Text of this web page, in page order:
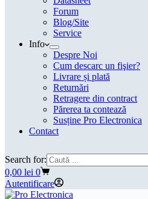
Forum
Blog/Site
Service
Info
Despre Noi
Cum descarc un fişier?
Livrare și plată
Returnări
Retragere din contract
Părerea ta contează
Susține Pro Electronica
Contact
Search for:
Coș
de
cumpărături
0,00 lei 0
Autentificare